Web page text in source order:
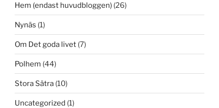
Hem (endast huvudbloggen) (26)
Nynäs (1)
Om Det goda livet (7)
Polhem (44)
Stora Sätra (10)
Uncategorized (1)